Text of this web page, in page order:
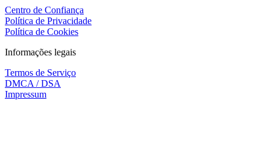
Centro de Confiança
Política de Privacidade
Política de Cookies
Informações legais
Termos de Serviço
DMCA / DSA
Impressum